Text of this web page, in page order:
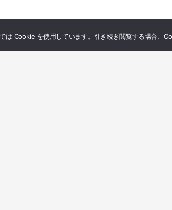
は Cookie を使用しています。引き続き閲覧する場合、